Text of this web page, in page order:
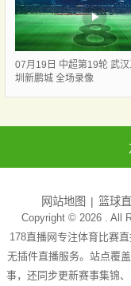
07月19日 中超第19轮 武
圳新鹏城 全场录像
网站地图 篮球
Copyright © 2026 . All
178直播网专注体育比赛
无插件直播服务。站点覆
事，还同步更新赛事集锦